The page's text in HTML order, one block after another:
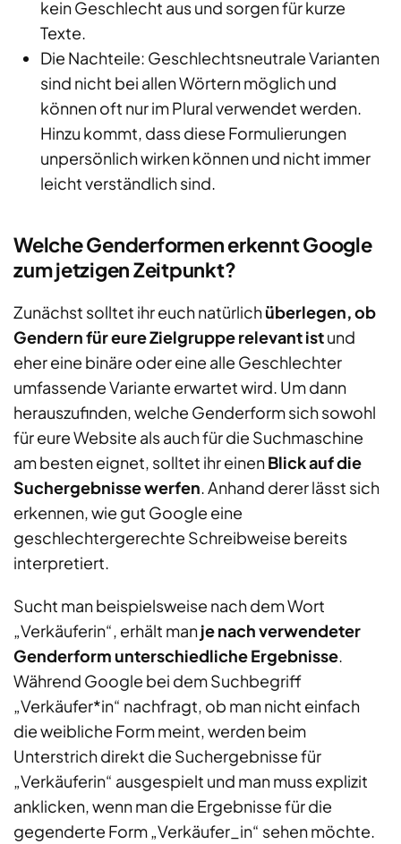
kein Geschlecht aus und sorgen für kurze
Texte.
Die Nachteile: Geschlechtsneutrale Varianten
sind nicht bei allen Wörtern möglich und
können oft nur im Plural verwendet werden.
Hinzu kommt, dass diese Formulierungen
unpersönlich wirken können und nicht immer
leicht verständlich sind.
Welche Genderformen erkennt Google
zum jetzigen Zeitpunkt?
Zunächst solltet ihr euch natürlichüberlegen, ob
Gendern für eure Zielgruppe relevant istund
eher eine binäre oder eine alle Geschlechter
umfassende Variante erwartet wird. Um dann
herauszufinden, welche Genderform sich sowohl
für eure Website als auch für die Suchmaschine
am besten eignet, solltet ihr einenBlick auf die
Suchergebnisse werfen. Anhand derer lässt sich
erkennen, wie gut Google eine
geschlechtergerechte Schreibweise bereits
interpretiert.
Sucht man beispielsweise nach dem Wort
„Verkäuferin“, erhält manje nach verwendeter
Genderform unterschiedliche Ergebnisse.
Während Google bei dem Suchbegriff
„Verkäufer*in“ nachfragt, ob man nicht einfach
die weibliche Form meint, werden beim
Unterstrich direkt die Suchergebnisse für
„Verkäuferin“ ausgespielt und man muss explizit
anklicken, wenn man die Ergebnisse für die
gegenderte Form „Verkäufer_in“ sehen möchte.